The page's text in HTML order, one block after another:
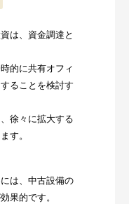
は、資金調達と
的に共有オフィ
ることを検討す
徐々に拡大する
す。
は、中古設備の
果的です。